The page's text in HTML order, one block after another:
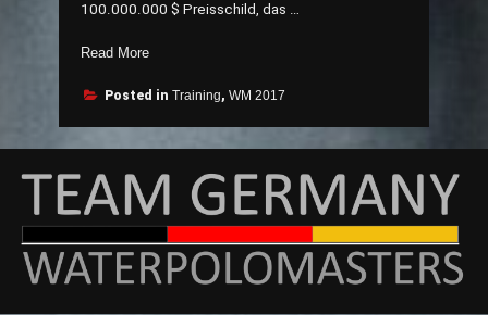
100.000.000 $ Preisschild, das …
Read More„Weltmeisterschaft
Guadalajara
Posted in Training, WM 2017